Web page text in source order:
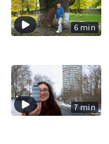
6 min
7 min